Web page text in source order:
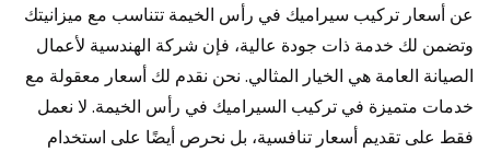
عن أسعار تركيب سيراميك في رأس الخيمة تتناسب مع ميزانيتك
وتضمن لك خدمة ذات جودة عالية، فإن شركة الهندسية لأعمال
الصيانة العامة هي الخيار المثالي. نحن نقدم لك أسعار معقولة مع
خدمات متميزة في تركيب السيراميك في رأس الخيمة. لا نعمل
فقط على تقديم أسعار تنافسية، بل نحرص أيضًا على استخدام